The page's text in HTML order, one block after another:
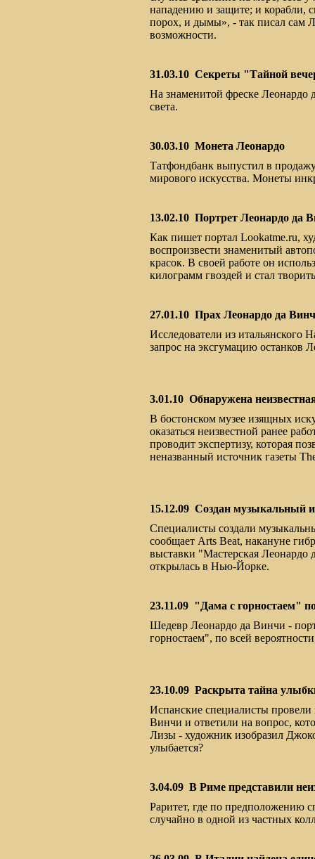
нападению и защите; и корабли,
порох, и дымы», - так писал сам
возможности.
31.03.10 Секреты "Тайной
На знаменитой фреске Леонардо
света.
30.03.10 Монета Леонардо
Татфондбанк выпустил в
мирового искусства. Монеты
13.02.10 Портрет Леонардо да
Как пишет портал Lookatme.ru,
воспроизвести знаменитый
красок. В своей работе он
килограмм гвоздей и стал
27.01.10 Прах Леонардо да
Исследователи из итальянского
запрос на эксгумацию останков
3.01.10 Обнаружена
В бостонском музее изящных
оказаться неизвестной ранее
проводит экспертизу, которая
неназванный источник газеты
15.12.09 Создан музыкальный
Специалисты создали
сообщает Arts Beat, накануне
выставки "Мастерская Леонардо
открылась в Нью-Йорке.
23.11.09 "Дама с горностаем"
Шедевр Леонардо да Винчи -
горностаем", по всей
23.10.09 Раскрыта тайна
Испанские специалисты провели
Винчи и ответили на вопрос,
Лизы - художник изобразил
улыбается?
3.04.09 В Риме представили
Раритет, где по предположению
случайно в одной из частных